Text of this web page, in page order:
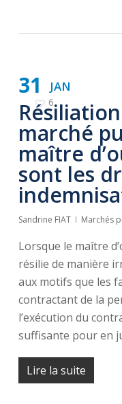
JAN
31
6
marché
maître
sont les
Sandrine FIAT Marchés
Lorsque le maître
résilie de manière
aux motifs que les
contractant de la
l’exécution du
suffisante pour en
Lire la suite